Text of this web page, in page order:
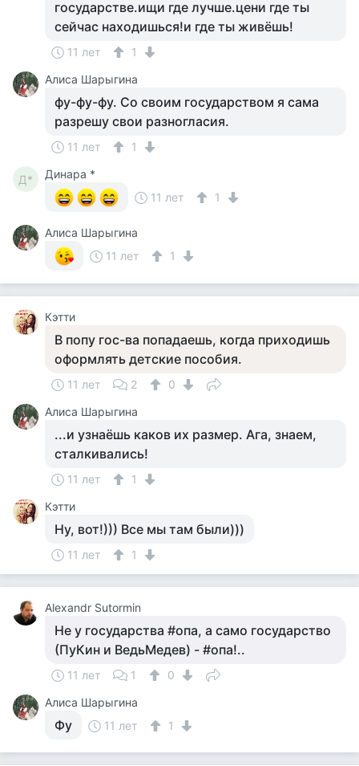
государстве.ищи где лучше.цени где ты
сейчас находишься!и где ты живёшь!
11 лет
1
Алиса Шарыгина
фу-фу-фу. Со своим государством я сама
разрешу свои разногласия.
11 лет 1
Д*
Динара *
11 лет
1
Алиса Шарыгина
11 лет
1
Кэтти
В попу гос-ва попадаешь, когда приходишь
оформлять детские пособия.
11 лет 2
0
Алиса Шарыгина
...и узнаёшь каков их размер. Ага, знаем,
сталкивались!
11 лет
1
Кэтти
Ну, вот!))) Все мы там были)))
11 лет 1
Alexandr Sutormin
Не у государства #опа, а само государство
(ПуКин и ВедьМедев) - #опа!..
11 лет 1
0
Алиса Шарыгина
Фу 11 лет 1